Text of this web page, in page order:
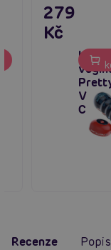
Umělá
Cup
279
Kč
Recenze Popis